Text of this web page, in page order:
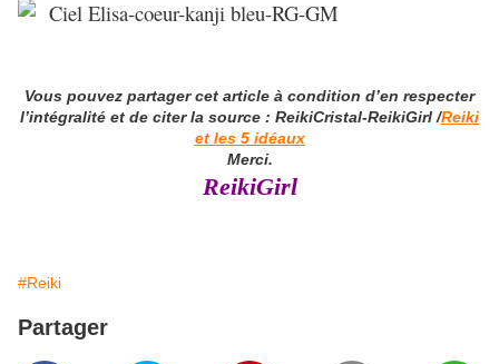
Vous pouvez partager cet article à condition d’en respecter
l’intégralité et de citer la source : ReikiCristal-ReikiGirl /Reiki
et les 5 idéaux
Merci.
ReikiGirl
#Reiki
Partager